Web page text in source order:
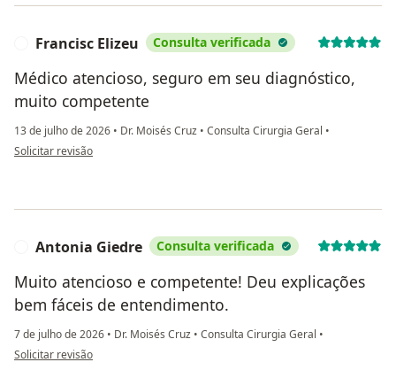
Francisc Elizeu Consulta verificada
Médico atencioso, seguro em seu diagnóstico,
muito competente
13 de julho de 2026 • Dr. Moisés Cruz • Consulta Cirurgia Geral •
na opinião do utilizador Francisc Elizeu
Solicitar revisão
Antonia Giedre Consulta verificada
Muito atencioso e competente! Deu explicações
bem fáceis de entendimento.
7 de julho de 2026 • Dr. Moisés Cruz • Consulta Cirurgia Geral •
na opinião do utilizador Antonia Giedre
Solicitar revisão